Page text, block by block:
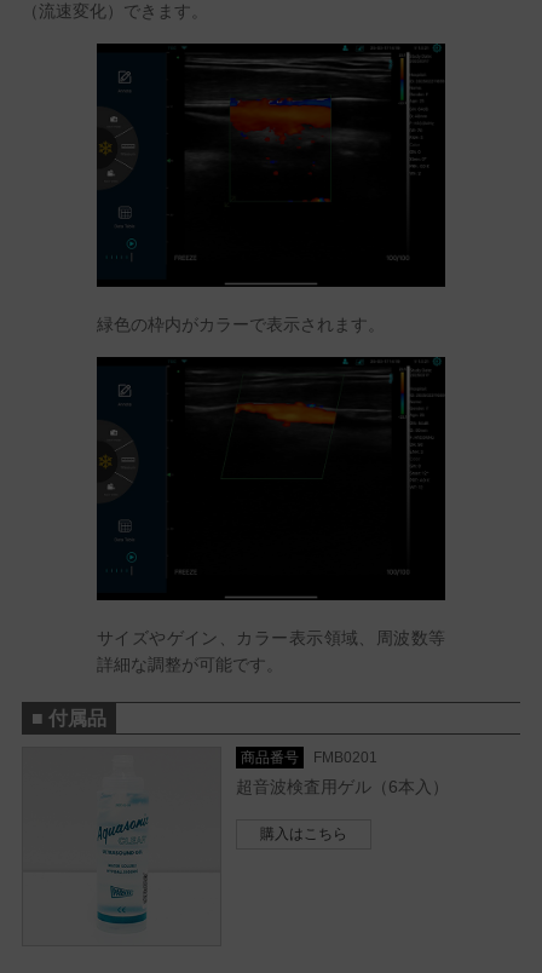
（流速変化）できます。
緑色の枠内がカラーで表示されます。
サイズやゲイン、カラー表示領域、周波数等
詳細な調整が可能です。
■ 付属品
商品番号 FMB0201
超音波検査用ゲル（6本入）
購入はこちら